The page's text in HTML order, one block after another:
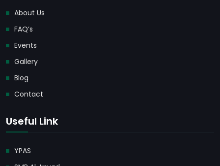
About Us
FAQ’s
Events
Gallery
Blog
Contact
Useful Link
YPAS